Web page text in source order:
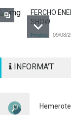
FERCHO
SHOW
Festes 09/08/
Cultura 03/08/
INFORMA'T